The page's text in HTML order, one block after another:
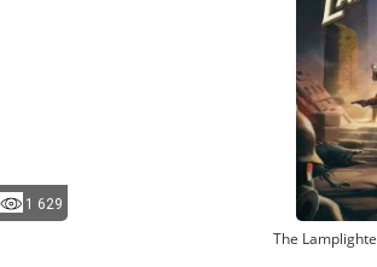
1 629
The